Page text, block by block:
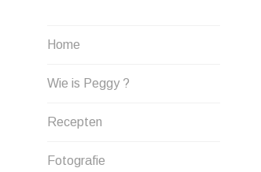
Home
Wie is Peggy ?
Recepten
Fotografie